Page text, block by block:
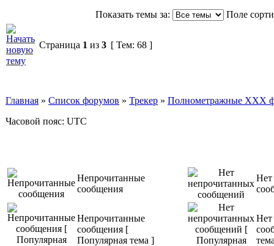
Показать темы за: Поле
Страница 1 из 3 [ Тем: 68 ]
Главная » Список форумов » Трекер » Полнометражные XXX
Часовой пояс: UTC
Непрочитанные
сообщения
Нет
Непрочитанные
сообщения [
Популярная тема ]
Нет